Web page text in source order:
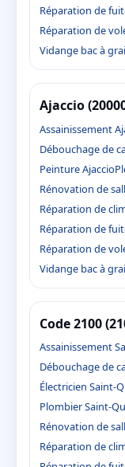
Réparation de
Réparation de
Vidange bac à
Ajaccio
Assainissement
Débouchage de
Peinture Ajaccio
Rénovation de
Réparation de
Réparation de
Réparation de
Vidange bac à
Code 2100
Assainissement
Débouchage de
Électricien Saint-
Plombier Saint-
Rénovation de
Réparation de